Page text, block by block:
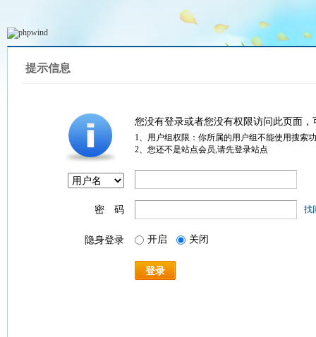
提示信息
您没有登录或者您没有权限访问此页面
1、用户组权限：你所属的用户组不能使用搜索
2、您还不是站点会员,请先登录站点
密 码 找
隐身登录 开启 关闭
登录